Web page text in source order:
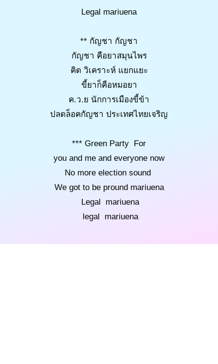
Legal mariuena
** กัญชา กัญชา
กัญชา คือยาสมุนไพร
คิด วิเคราะห์ แยกแยะ
ขี้ยาก็คือหมอยา
ค.ว.ย นักการเมืองขี้ข้า
ปลดล็อคกัญชา ประเทศไทยเจริญ
*** Green Party For
you and me and everyone now
No more election sound
We got to be pround mariuena
Legal mariuena
legal mariuena